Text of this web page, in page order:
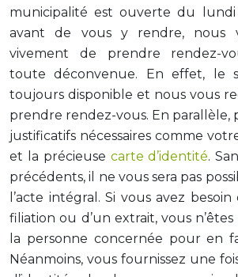
municipalité est ouverte du lundi
avant de vous y rendre, nous
vivement de prendre rendez-
toute déconvenue. En effet, le
toujours disponible et nous vous
prendre rendez-vous. En parallèle,
justificatifs nécessaires comme
et la précieuse carte d’identité.
précédents, il ne vous sera pas
l’acte intégral. Si vous avez besoin
filiation ou d’un extrait, vous n’êtes
la personne concernée pour en
Néanmoins, vous fournissez une